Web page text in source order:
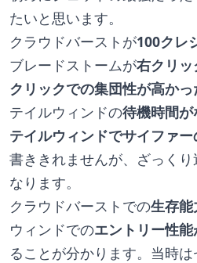
たいと思います。
クラウドバーストが100クレ
ブレードストームが右クリ
クリックでの集団性が高かっ
テイルウィンドの待機時間
テイルウィンドでサイファ
書ききれませんが、ざっく
なります。
クラウドバーストでの生存
ウィンドでのエントリー性
ることが分かります。当時